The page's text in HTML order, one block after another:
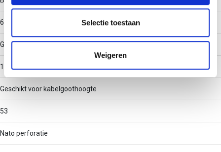
partners voor social media, adverteren en analyse. Deze
partners kunnen deze gegevens combineren met andere
informatie die u aan ze heeft verstrekt of die ze hebben
verzameld op basis van uw gebruik van hun services.
Selectie toestaan
Weigeren
60
Geschikt voor kabelgootbreedte
100
Geschikt voor kabelgoothoogte
53
Nato perforatie